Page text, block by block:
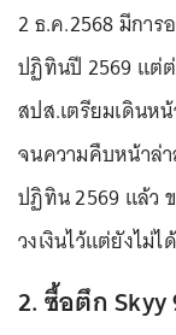
2 ธ.ค.2568 มีการ
ปฏิทินปี 2569 แต่
สปส.เตรียมเดินห
จนความคืบหน้าล่
ปฏิทิน 2569 แล้ว
วงเงินไว้แต่ยังไม่
2. ซื้อตึก Skyy